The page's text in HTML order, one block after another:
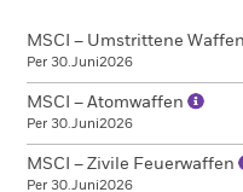
MSCI – Umstrittene Waffen
Per 30.Juni2026
MSCI – Atomwaffen
Per 30.Juni2026
MSCI – Zivile Feuerwaffen
Per 30.Juni2026